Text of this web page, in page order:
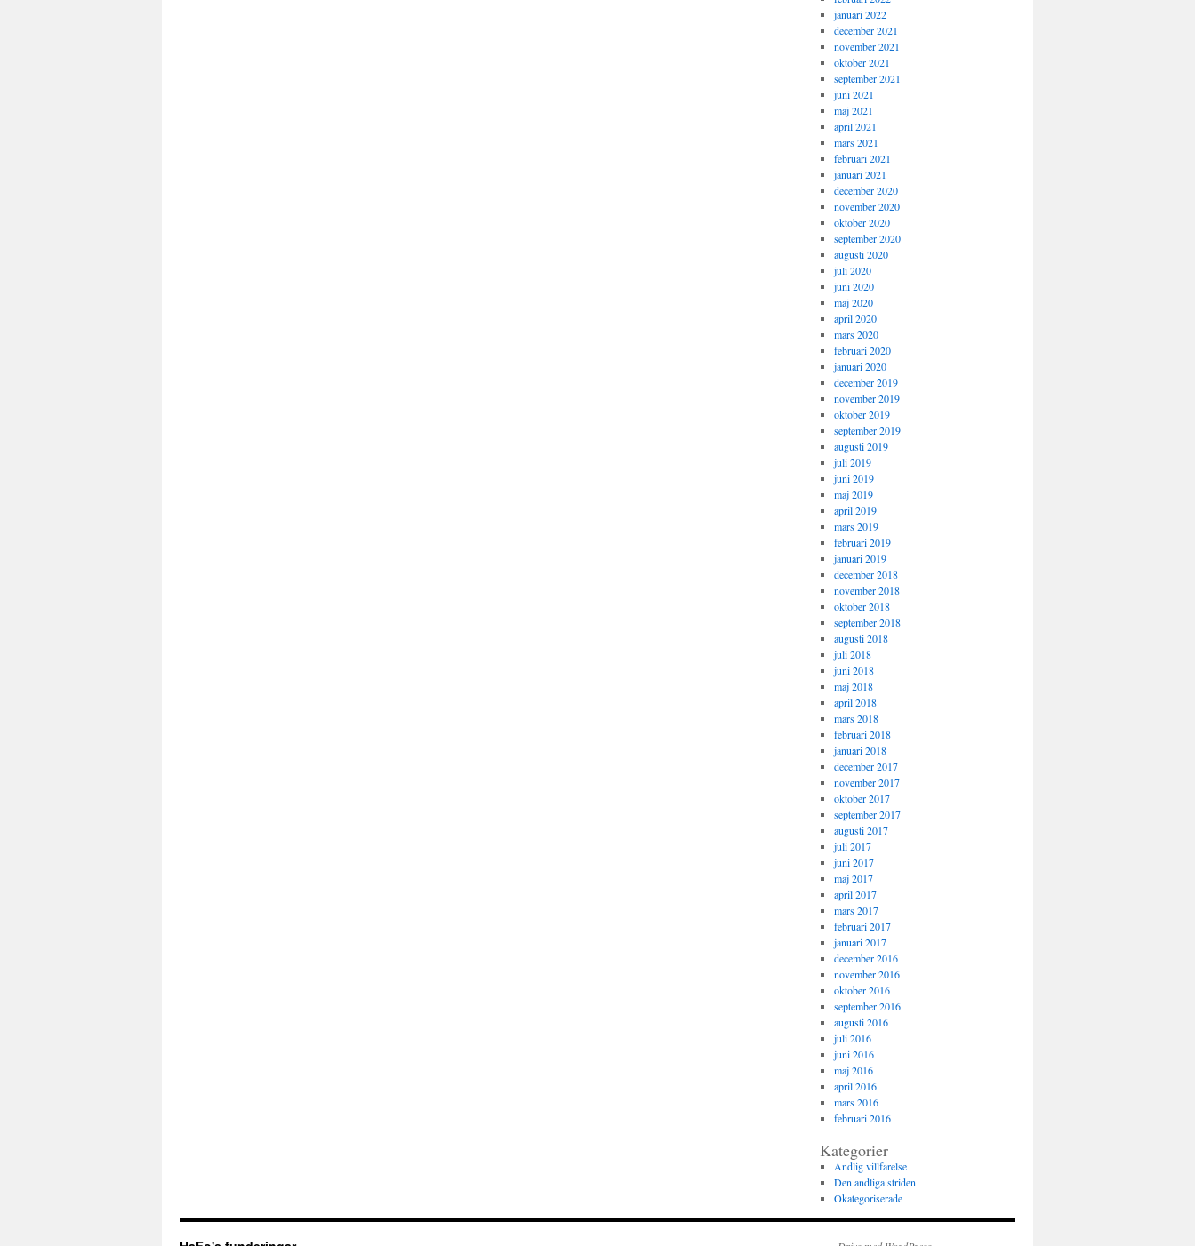
januari 2022
december 2021
november 2021
oktober 2021
september 2021
juni 2021
maj 2021
april 2021
mars 2021
februari 2021
januari 2021
december 2020
november 2020
oktober 2020
september 2020
augusti 2020
juli 2020
juni 2020
maj 2020
april 2020
mars 2020
februari 2020
januari 2020
december 2019
november 2019
oktober 2019
september 2019
augusti 2019
juli 2019
juni 2019
maj 2019
april 2019
mars 2019
februari 2019
januari 2019
december 2018
november 2018
oktober 2018
september 2018
augusti 2018
juli 2018
juni 2018
maj 2018
april 2018
mars 2018
februari 2018
januari 2018
december 2017
november 2017
oktober 2017
september 2017
augusti 2017
juli 2017
juni 2017
maj 2017
april 2017
mars 2017
februari 2017
januari 2017
december 2016
november 2016
oktober 2016
september 2016
augusti 2016
juli 2016
juni 2016
maj 2016
april 2016
mars 2016
februari 2016
Kategorier
Andlig villfarelse
Den andliga striden
Okategoriserade